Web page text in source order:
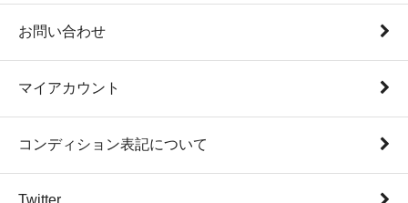
お問い合わせ
マイアカウント
コンディション表記について